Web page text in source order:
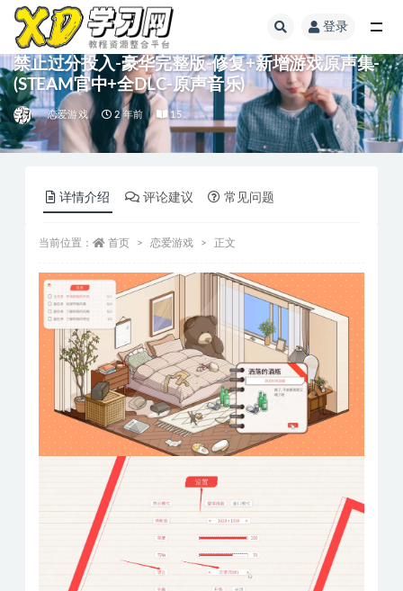
登录
禁止过分投入-豪华完整版-修复+新增游戏原声集-
(STEAM官中+全DLC-原声音乐)
恋爱游戏 2 年前 15
详情介绍 评论建议 常见问题
当前位置： 首页 恋爱游戏 正文